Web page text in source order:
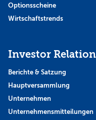
Optionsscheine
Wirtschaftstrends
Investor
Berichte & Satzung
Hauptversammlung
Unternehmen
Unternehmensmitteilungen